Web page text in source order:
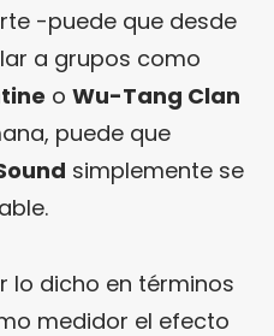
-puede que desde
a grupos como
o Wu-Tang Clan
puede que
simplemente se
lo dicho en términos
medidor el efecto